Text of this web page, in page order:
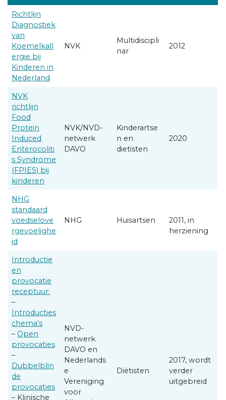
Richtlijn
Diagnostiek
van
Koemelkall
ergie bij
Kinderen in
Nederland
NVK
Multidiscipli
nar
2012
NVK
richtlijn
Food
Protein
Induced
Enterocoliti
s Syndrome
(FPIES) bij
kinderen
NVK/NVD-
netwerk
DAVO
Kinderartse
n en
dietisten
2020
NHG
standaard
voedselove
rgevoelighe
id
NHG Huisartsen
2011, in
herziening
Introductie
en
provocatie
receptuur:
–
Introducties
chema’s
– Open
provocaties
–
Dubbelblin
de
provocaties
– Klinische
NVD-
netwerk
DAVO en
Nederlands
e
Vereniging
voor
Diëtisten
2017, wordt
verder
uitgebreid